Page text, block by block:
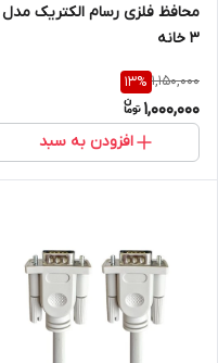
محافظ فلزی رسام الکتریک مدل
3 خانه
1,150,000
13%
1,000,000
افزودن به سبد